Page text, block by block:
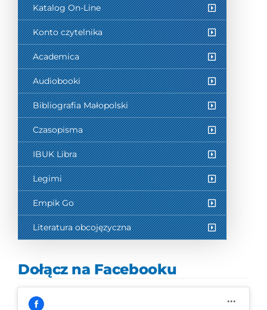
Katalog On-Line
Konto czytelnika
Academica
Audiobooki
Bibliografia Małopolski
Czasopisma
IBUK Libra
Legimi
Empik Go
Literatura obcojęzyczna
Dołącz na Facebooku